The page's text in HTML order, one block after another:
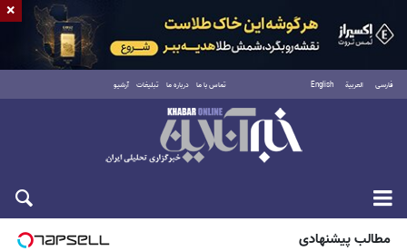
فارسی العربية English تماس با ما درباره ما تبلیغات آرشیو
پنجشنبه ۱۵ مرداد ۱۴۰۵
مطالب پیشنهادی
×